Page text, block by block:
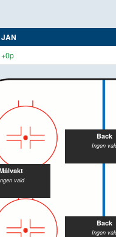
JAN
+0p
Back
Ingen
Back
Ingen
vald